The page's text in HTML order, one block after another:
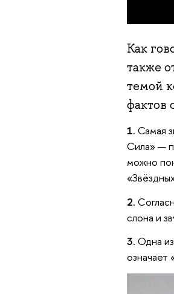
Как
также
темой
фактов
1. Самая
Сила» —
можно
2.
слона и
3. Одна
означает